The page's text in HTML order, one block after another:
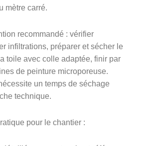
mètre carré.
recommandé : vérifier
infiltrations, préparer et sécher le
toile avec colle adaptée, finir par
de peinture microporeuse.
un temps de séchage
technique.
pour le chantier :